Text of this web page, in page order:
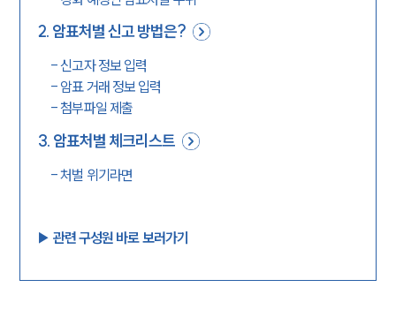
2. 암표처벌 신고 방법은?
-신고자 정보 입력
- 암표 거래 정보 입력
-첨부파일 제출
3. 암표처벌 체크리스트
-처벌 위기라면
▶︎ 관련 구성원 바로 보러가기